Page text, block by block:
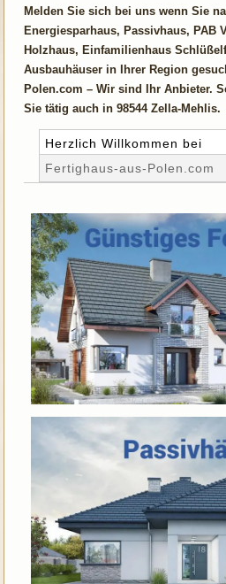
Melden Sie sich bei uns wenn Sie
Energiesparhaus, Passivhaus, PAB
Holzhaus, Einfamilienhaus
Ausbauhäuser in Ihrer Region
Polen.com – Wir sind Ihr Anbieter.
Sie tätig auch in 98544 Zella-Mehlis.
Herzlich Willkommen bei
Fertighaus-aus-Polen.com